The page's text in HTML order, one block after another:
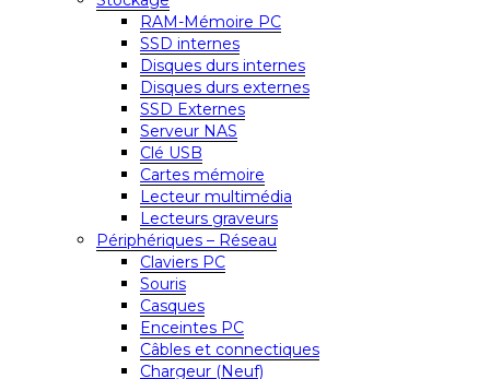
RAM-Mémoire PC
SSD internes
Disques durs internes
Disques durs externes
SSD Externes
Serveur NAS
Clé USB
Cartes mémoire
Lecteur multimédia
Lecteurs graveurs
Périphériques – Réseau
Claviers PC
Souris
Casques
Enceintes PC
Câbles et connectiques
Chargeur (Neuf)